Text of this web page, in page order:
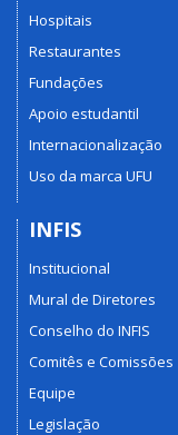
Hospitais
Restaurantes
Fundações
Apoio estudantil
Internacionalização
Uso da marca UFU
INFIS
Institucional
Mural de Diretores
Conselho do INFIS
Comitês e Comissões
Equipe
Legislação